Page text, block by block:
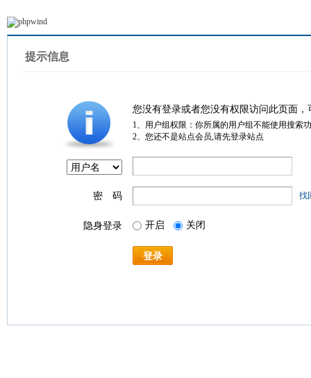
提示信息
您没有登录或者您没有权限访问此页面
1、用户组权限：你所属的用户组不能使用搜索
2、您还不是站点会员,请先登录站点
密 码 找
隐身登录 开启 关闭
登录